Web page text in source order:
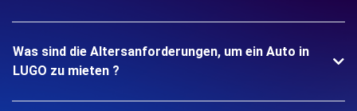
Was sind die Altersanforderungen, um ein Auto in
LUGO zu mieten ?